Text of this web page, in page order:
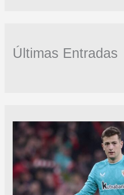
Últimas Entradas